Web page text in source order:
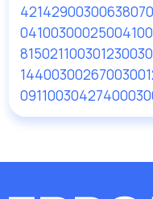
4214290030
041003000250
81502110030
1440030026700300
09110030427400030